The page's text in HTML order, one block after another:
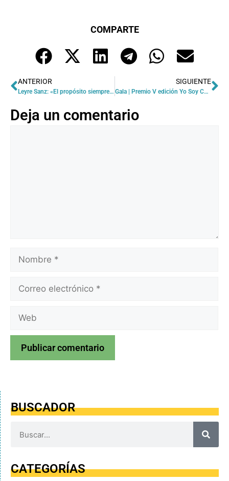
COMPARTE
ANTERIOR
Leyre Sanz: «El propósito siempre nos empuja. Es importante aparcar ‘lo urgente’ para pararse a pensar»
SIGUIENTE
Gala | Premio V edición Yo Soy Comercio Sostenible
Deja un comentario
BUSCADOR
CATEGORÍAS